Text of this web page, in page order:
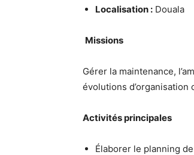
Localisation : Douala
Missions
Gérer la maintenance,
évolutions d’organisation
Activités principales
Élaborer le planning